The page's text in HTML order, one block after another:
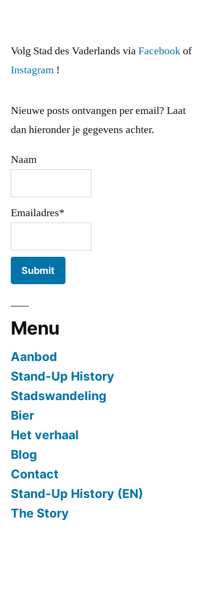
Volg Stad des Vaderlands viaFacebookof
Instagram !
Nieuwe posts ontvangen per email? Laat
dan hieronder je gegevens achter.
Naam
Emailadres*
Menu
Aanbod
Stand-Up History
Stadswandeling
Bier
Het verhaal
Blog
Contact
Stand-Up History (EN)
The Story